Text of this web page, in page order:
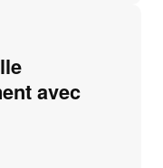
avec